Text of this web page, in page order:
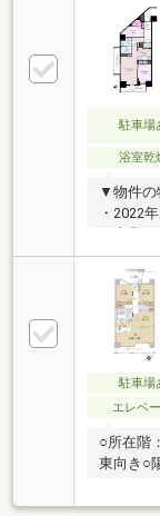
ペース
ィスポ
クセス
と東金
ー0.84
お手伝
駐車場
浴室乾
▼物件の
・2022
・大和
ズ ・宅
ングス
ィスポ
パネル
ス・カ
▼アク
7分・京
駐車場
エレベ
○所在階
東向き○
３㎡（
グ・ダ